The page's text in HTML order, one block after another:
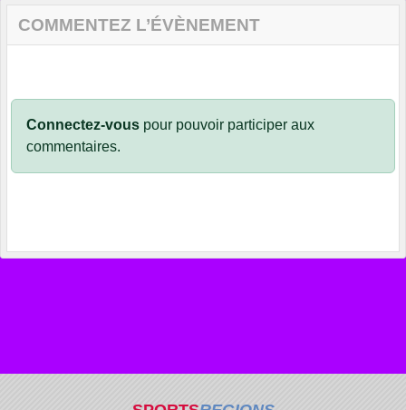
COMMENTEZ L’ÉVÈNEMENT
Connectez-vous pour pouvoir participer aux
commentaires.